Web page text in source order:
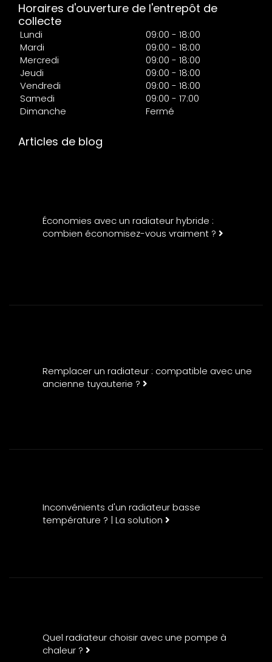
Horaires d'ouverture de l'entrepôt de
collecte
Lundi
09:00 - 18:00
Mardi
09:00 - 18:00
Mercredi
09:00 - 18:00
Jeudi
09:00 - 18:00
Vendredi
09:00 - 18:00
Samedi
09:00 - 17:00
Dimanche
Fermé
Articles de blog
Économies avec un radiateur hybride :
combien économisez-vous vraiment ?
Remplacer un radiateur : compatible avec une
ancienne tuyauterie ?
Inconvénients d'un radiateur basse
température ? | La solution
Quel radiateur choisir avec une pompe à
chaleur ?